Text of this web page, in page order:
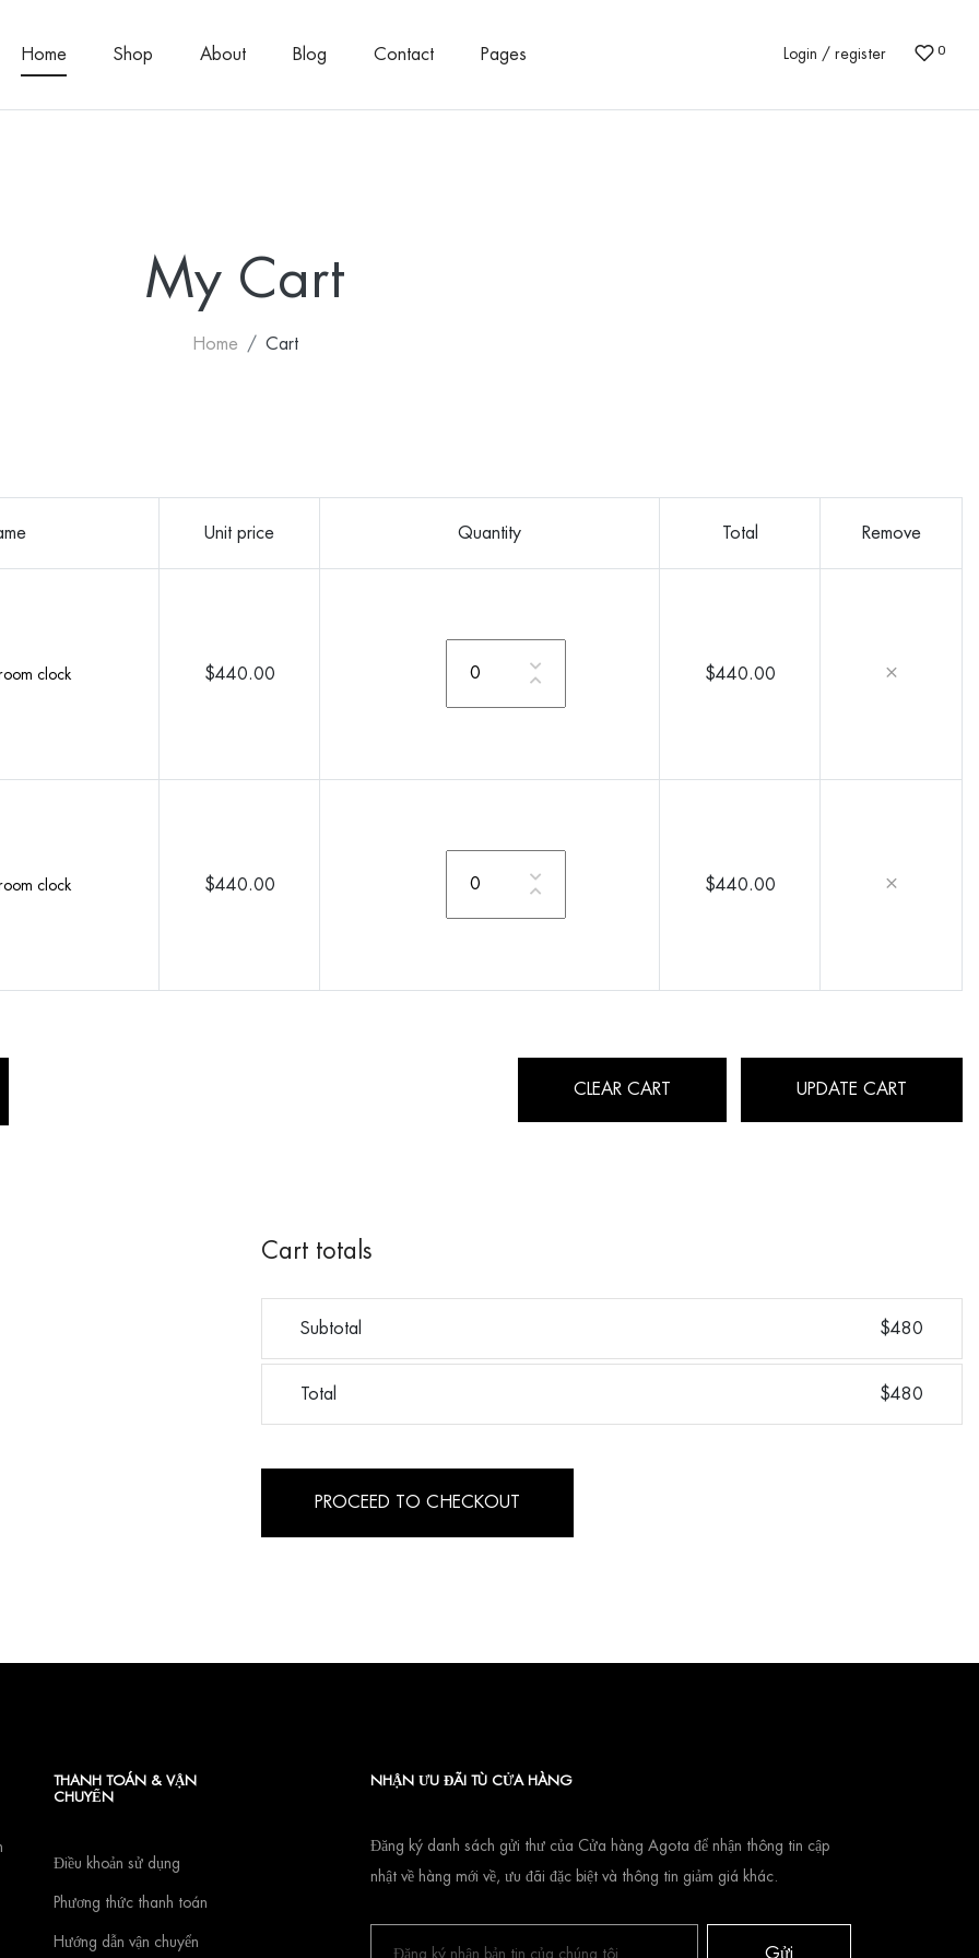
Home Shop About Blog Contact Pages Login / register 0
My Cart
Home Cart
Unit price Quantity Total Remove
clock $440.00 $440.00
clock $440.00 $440.00
CLEAR CART UPDATE CART
Cart totals
Subtotal $480
Total $480
PROCEED TO CHECKOUT
THANH TOÁN & VẬN
CHUYỂN
Điều khoản sử dụng
Phương thức thanh toán
Hướng dẫn vận chuyển
NHẬN ƯU ĐÃI TÙ CỬA HÀNG
Đăng ký danh sách gửi thư của Cửa hàng Agota để nhận thông tin cập
nhật về hàng mới về, ưu đãi đặc biệt và thông tin giảm giá khác.
Gửi